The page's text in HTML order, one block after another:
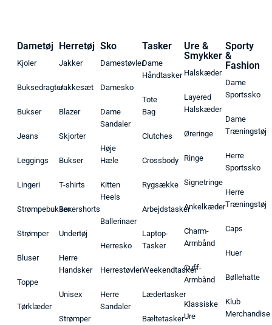
Dametøj
Kjoler
Buksedragter
Bukser
Jeans
Leggings
Lingeri
Strømpebukser
Strømper
Bluser
Toppe
Tørklæder
Herretøj
Jakker
Jakkesæt
Blazer
Skjorter
Bukser
T-shirts
Boxershorts
Undertøj
Herre
Handsker
Unisex
Strømper
Sko
Damestøvler
Damesko
Dame
Sandaler
Høje
Hæle
Kitten
Heels
Ballerinaer
Herresko
Herrestøvler
Herre
Sandaler
Tasker
Dame
Håndtasker
Tote
Bag
Clutches
Crossbody
Rygsække
Arbejdstasker
Laptop-
Tasker
Weekendtasker
Lædertasker
Bæltetasker
Ure &
Smykker
Halskæder
Layered
Halskæder
Øreringe
Ringe
Signetringe
Ankelkæder
Charm-
Armbånd
Cuff-
Armbånd
Klassiske
Ure
Sporty
&
Fashion
Dame
Sportssko
Dame
Træningstøj
Herre
Sportssko
Herre
Træningstøj
Caps
Huer
Bøllehatte
Klub
Merchandise